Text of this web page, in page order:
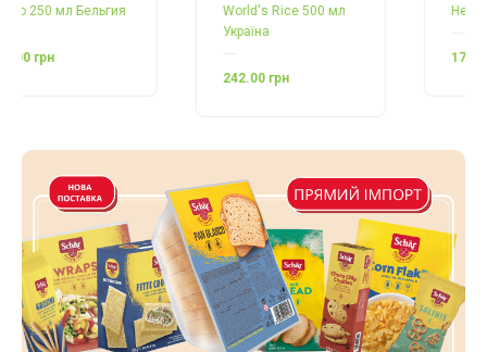
World's Rice 500 мл
Helios 280 г Іспанія